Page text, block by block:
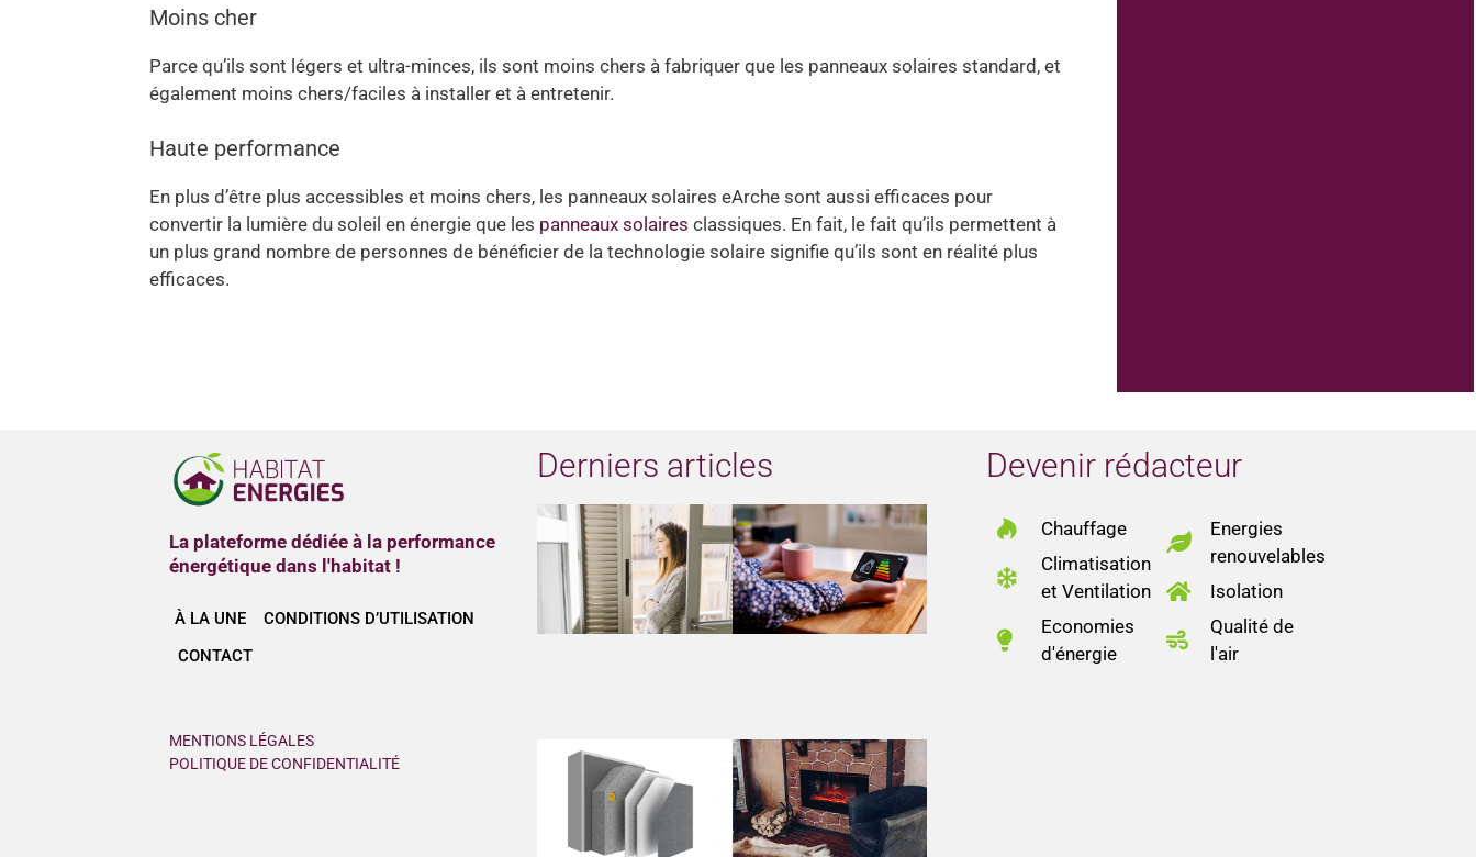
Moins cher
Parce qu’ils sont légers et ultra-minces, ils sont moins chers à fabriquer que les panneaux solaires standard, et
également moins chers/faciles à installer et à entretenir.
Haute performance
En plus d’être plus accessibles et moins chers, les panneaux solaires eArche sont aussi efficaces pour
convertir la lumière du soleil en énergie que les panneaux solairesclassiques. En fait, le fait qu’ils permettent à
un plus grand nombre de personnes de bénéficier de la technologie solaire signifie qu’ils sont en réalité plus
efficaces.
La plateforme dédiée à la performance
énergétique dans l'habitat !
À LA UNE
CONDITIONS D’UTILISATION
CONTACT
MENTIONS LÉGALES
POLITIQUE DE CONFIDENTIALITÉ
Derniers articles Devenir rédacteur
Chauffage
Climatisation
et Ventilation
Economies
d'énergie
Energies
renouvelables
Isolation
Qualité de
l'air